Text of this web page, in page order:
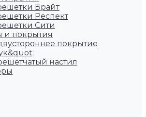
Брайт
Респект
Сити
и покрытия
покрытие
настил